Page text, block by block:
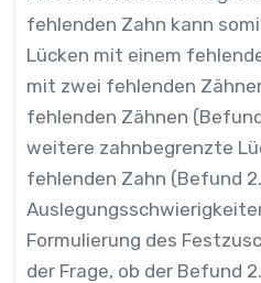
fehlenden Zahn kann
Lücken mit einem
mit zwei fehlenden
fehlenden Zähnen
weitere zahnbegrenzte
fehlenden Zahn (Befund
Formulierung des
der Frage, ob der Befund